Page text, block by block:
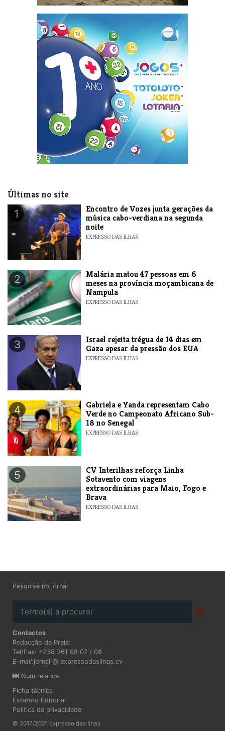
Últimas no site
1
Encontro de Vozes junta gerações da
música cabo-verdiana na segunda
noite
EXPRESSO DAS ILHAS
2
​Malária matou 47 pessoas em 6
meses na província moçambicana de
Nampula
EXPRESSO DAS ILHAS
3
​Israel rejeita trégua de 14 dias em
Gaza apesar da pressão dos EUA
EXPRESSO DAS ILHAS
4
Gabriela e Yanda representam Cabo
Verde no Campeonato Africano Sub-
18 no Senegal
EXPRESSO DAS ILHAS
5
​CV Interilhas reforça Linha
Sotavento com viagens
extraordinárias para Maio, Fogo e
Brava
EXPRESSO DAS ILHAS
Pesquise no jornal
Contactos
Redacção da Praia:
Tel/Fax: +238 261 98 07 / 08
E-mail:jornal @ expressodasilhas.cv
Num relance
Ficha técnica
Estatuto Editorial
Política de privacidade
© 2017/2021 Expresso das Ilhas